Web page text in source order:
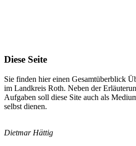
Diese Seite
Sie finden hier einen Gesamtüberblick
im Landkreis Roth. Neben der
Aufgaben soll diese Site auch als
selbst dienen.
Dietmar Hättig